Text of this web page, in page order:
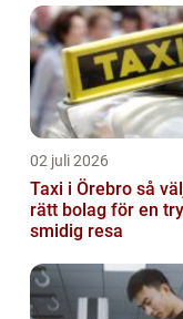
02 juli 2026
Taxi i Örebro så väljer du
rätt bolag för en
smidig resa